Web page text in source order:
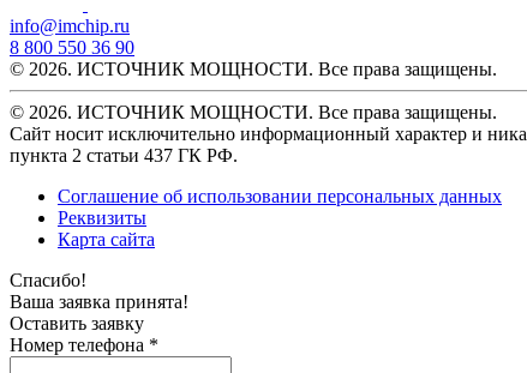
info@imchip.ru
8 800 550 36 90
© 2026. ИСТОЧНИК МОЩНОСТИ. Все права защищены.
© 2026. ИСТОЧНИК МОЩНОСТИ. Все права защищены.
Сайт носит исключительно информационный характер и
пункта 2 статьи 437 ГК РФ.
Соглашение об использовании персональных данных
Реквизиты
Карта сайта
Спасибо!
Ваша заявка принята!
Оставить заявку
Номер телефона *